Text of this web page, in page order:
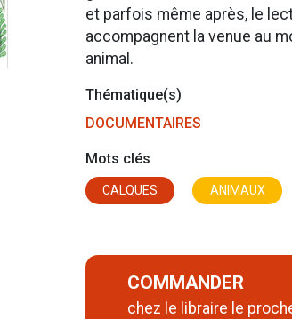
et parfois même après, le
accompagnent la venue au
animal.
Thématique(s)
DOCUMENTAIRES
Mots clés
CALQUES ANIMAUX
COMMANDER
chez le libraire le